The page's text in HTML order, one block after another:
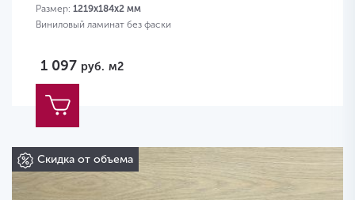
Размер: 1219х184х2 мм
Виниловый ламинат без фаски
1 097 руб. м2
Скидка от объема